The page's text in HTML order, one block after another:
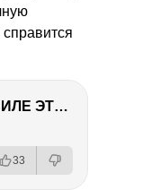
ТЫ УДИВИШЬСЯ СИЛЕ ЭТО ЧЕЛОВЕКА! Блог о нашей поездке в Вышний Волочек
33